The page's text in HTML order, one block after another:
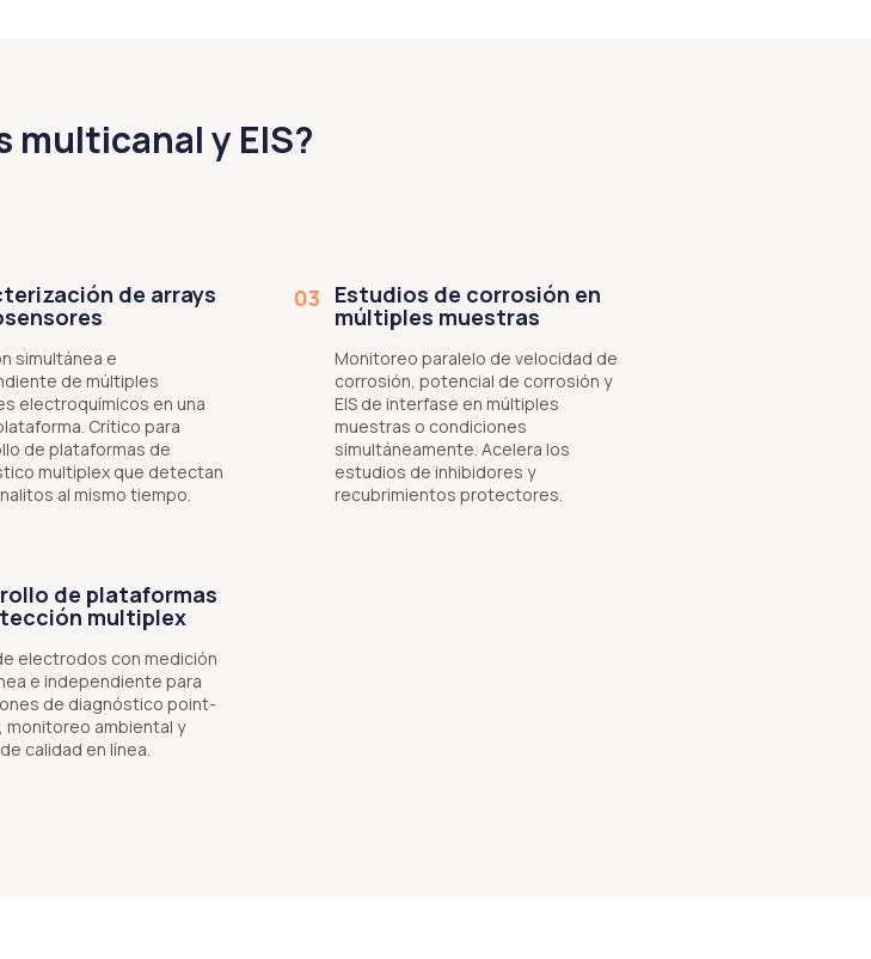
multicanal y EIS?
de arrays
simultánea e
de múltiples
electroquímicos en una
Crítico para
de plataformas de
multiplex que detectan
al mismo tiempo.
de plataformas
multiplex
electrodos con medición
e independiente para
de diagnóstico point-
monitoreo ambiental y
calidad en línea.
03 Estudios de corrosión en
múltiples muestras
Monitoreo paralelo de velocidad de
corrosión, potencial de corrosión y
EIS de interfase en múltiples
muestras o condiciones
simultáneamente. Acelera los
estudios de inhibidores y
recubrimientos protectores.